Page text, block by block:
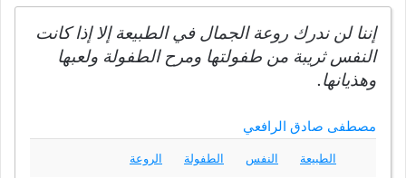
إننا لن ندرك روعة الجمال في الطبيعة إلا إذا كانت
النفس ثريبة من طفولتها ومرح الطفولة ولعبها
وهذيانها.
مصطفى صادق الرافعي
الطبيعة النفس الطفولة الروعة